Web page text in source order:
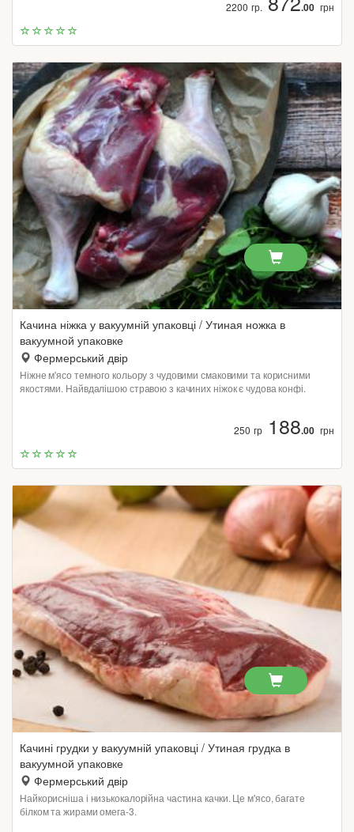
2200 гр. .00 грн
Качина ніжка у вакуумній упаковці / Утиная ножка в
вакуумной упаковке
Фермерський двір
Ніжне м'ясо темного кольору з чудовими смаковими та корисними
якостями. Найвдалішою стравою з качиних ніжок є чудова конфі.
250 гр188.00 грн
Качині грудки у вакуумній упаковці / Утиная грудка в
вакуумной упаковке
Фермерський двір
Найкорисніша і низькокалорійна частина качки. Це м'ясо, багате
білком та жирами омега-3.